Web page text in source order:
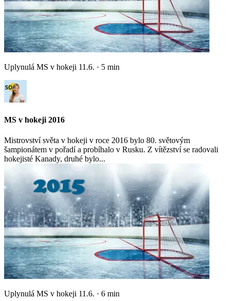
Uplynulá MS v hokeji 11.6. · 5 min
MS v hokeji 2016
Mistrovství světa v hokeji v roce 2016 bylo 80. světovým
šampionátem v pořadí a probíhalo v Rusku. Z vítězství se radovali
hokejisté Kanady, druhé bylo...
Uplynulá MS v hokeji 11.6. · 6 min